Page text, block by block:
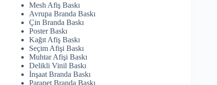
Mesh Afiş Baskı
Avrupa Branda Baskı
Çin Branda Baskı
Poster Baskı
Kağıt Afiş Baskı
Seçim Afişi Baskı
Muhtar Afişi Baskı
Delikli Vinil Baskı
İnşaat Branda Baskı
Parapet Branda Baskı